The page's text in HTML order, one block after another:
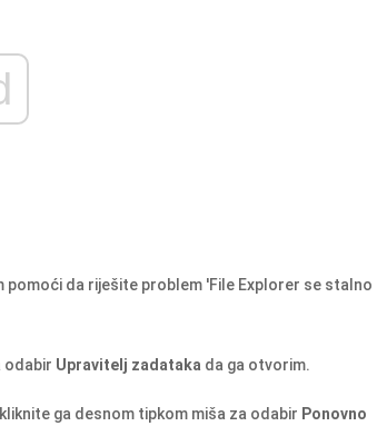
da riješite problem 'File Explorer se stalno
odabir Upravitelj zadataka da ga otvorim.
ga desnom tipkom miša za odabir Ponovno